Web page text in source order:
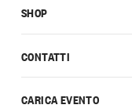
CONTATTI
CARICA EVENTO
SHOP